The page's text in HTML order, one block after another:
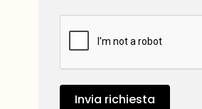
Invia richiesta